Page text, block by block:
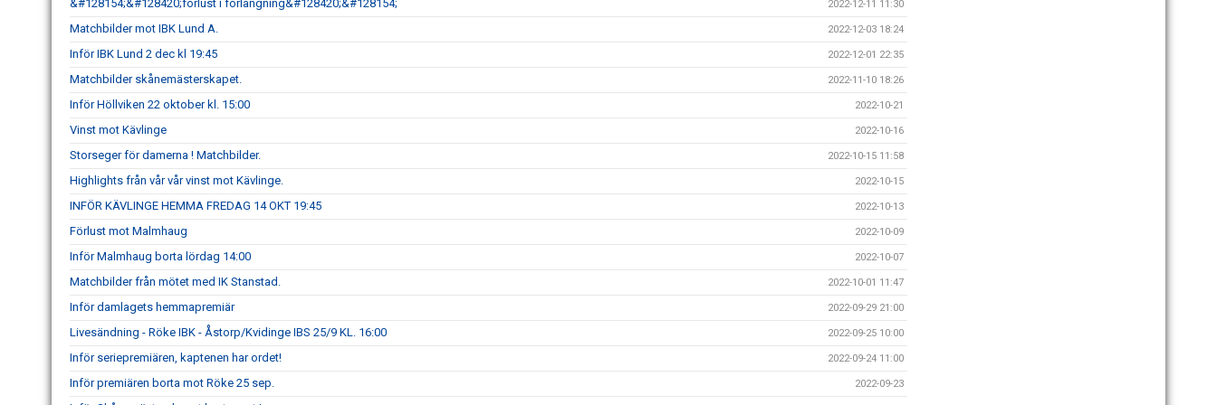
&#128154;&#128420;förlust i förlängning&#128420;&#128154; 2022-12-11 11:30
Matchbilder mot IBK Lund A. 2022-12-03 18:24
Inför IBK Lund 2 dec kl 19:45 2022-12-01 22:35
Matchbilder skånemästerskapet. 2022-11-10 18:26
Inför Höllviken 22 oktober kl. 15:00 2022-10-21
Vinst mot Kävlinge 2022-10-16
Storseger för damerna ! Matchbilder. 2022-10-15 11:58
Highlights från vår vår vinst mot Kävlinge. 2022-10-15
INFÖR KÄVLINGE HEMMA FREDAG 14 OKT 19:45 2022-10-13
Förlust mot Malmhaug 2022-10-09
Inför Malmhaug borta lördag 14:00 2022-10-07
Matchbilder från mötet med IK Stanstad. 2022-10-01 11:47
Inför damlagets hemmapremiär 2022-09-29 21:00
Livesändning - Röke IBK - Åstorp/Kvidinge IBS 25/9 KL. 16:00 2022-09-25 10:00
Inför seriepremiären, kaptenen har ordet! 2022-09-24 11:00
Inför premiären borta mot Röke 25 sep. 2022-09-23